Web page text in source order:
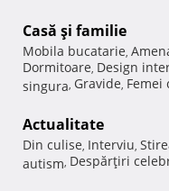
Casă şi familie
Mobila bucatarie,
Dormitoare, Design
singura, Gravide, Femei
Actualitate
Din culise, Interviu,
autism, Despărţiri